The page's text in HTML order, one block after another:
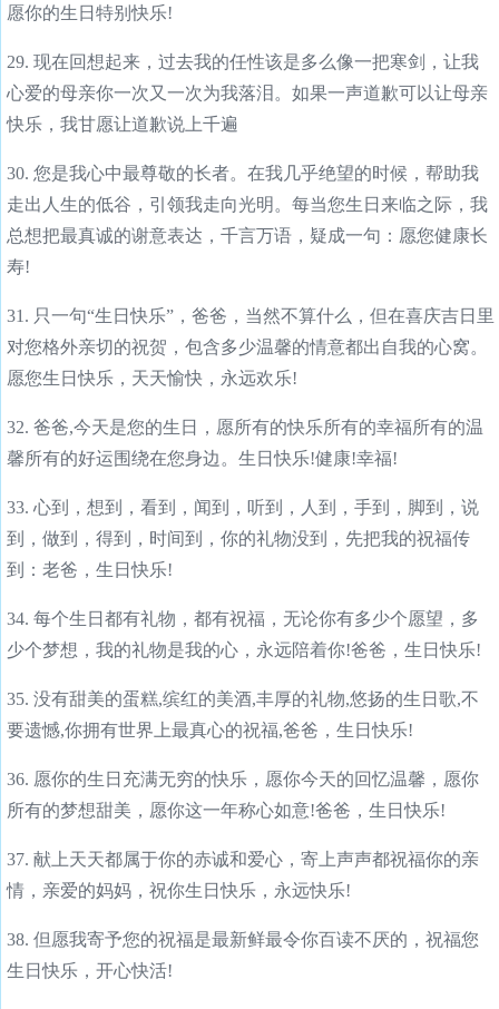
愿你的生日特别快乐!
29. 现在回想起来，过去我的任性该是多么像一把寒剑，让我
心爱的母亲你一次又一次为我落泪。如果一声道歉可以让母亲
快乐，我甘愿让道歉说上千遍
30. 您是我心中最尊敬的长者。在我几乎绝望的时候，帮助我
走出人生的低谷，引领我走向光明。每当您生日来临之际，我
总想把最真诚的谢意表达，千言万语，疑成一句：愿您健康长
寿!
31. 只一句“生日快乐”，爸爸，当然不算什么，但在喜庆吉日里
对您格外亲切的祝贺，包含多少温馨的情意都出自我的心窝。
愿您生日快乐，天天愉快，永远欢乐!
32. 爸爸,今天是您的生日，愿所有的快乐所有的幸福所有的温
馨所有的好运围绕在您身边。生日快乐!健康!幸福!
33. 心到，想到，看到，闻到，听到，人到，手到，脚到，说
到，做到，得到，时间到，你的礼物没到，先把我的祝福传
到：老爸，生日快乐!
34. 每个生日都有礼物，都有祝福，无论你有多少个愿望，多
少个梦想，我的礼物是我的心，永远陪着你!爸爸，生日快乐!
35. 没有甜美的蛋糕,缤红的美酒,丰厚的礼物,悠扬的生日歌,不
要遗憾,你拥有世界上最真心的祝福,爸爸，生日快乐!
36. 愿你的生日充满无穷的快乐，愿你今天的回忆温馨，愿你
所有的梦想甜美，愿你这一年称心如意!爸爸，生日快乐!
37. 献上天天都属于你的赤诚和爱心，寄上声声都祝福你的亲
情，亲爱的妈妈，祝你生日快乐，永远快乐!
38. 但愿我寄予您的祝福是最新鲜最令你百读不厌的，祝福您
生日快乐，开心快活!